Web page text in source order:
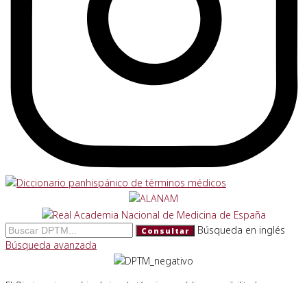
Consultar
Búsqueda en inglés
Búsqueda avanzada